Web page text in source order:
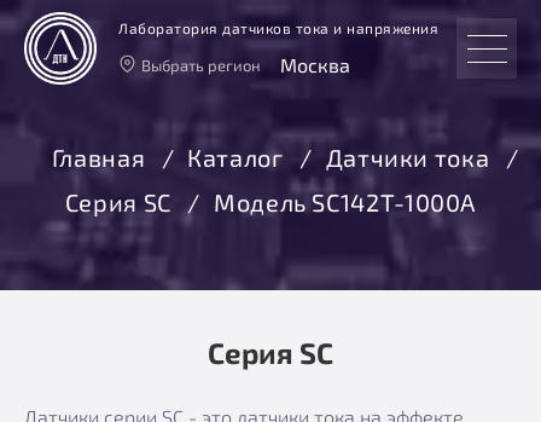
Лаборатория датчиков тока и напряжения
Выбрать регион Москва
Москва
Санкт-Петербург
Екатеринбург
Новосибирск
Главная Каталог
Датчики тока
Серия SC
Модель SC142T-1000A
Серия SC
Датчики серии SC - это датчики тока на эффекте